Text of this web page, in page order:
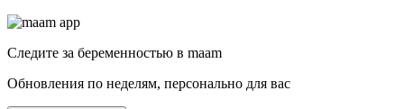
Следите за беременностью в maam
Обновления по неделям, персонально для вас